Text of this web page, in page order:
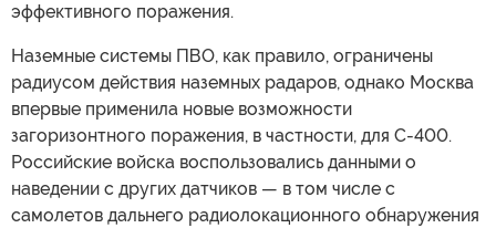
эффективного поражения.
Наземные системы ПВО, как правило, ограничены
радиусом действия наземных радаров, однако Москва
впервые применила новые возможности
загоризонтного поражения, в частности, для С-400.
Российские войска воспользовались данными о
наведении с других датчиков — в том числе с
самолетов дальнего радиолокационного обнаружения